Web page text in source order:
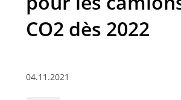
CO2 dès 2022
04.11.2021